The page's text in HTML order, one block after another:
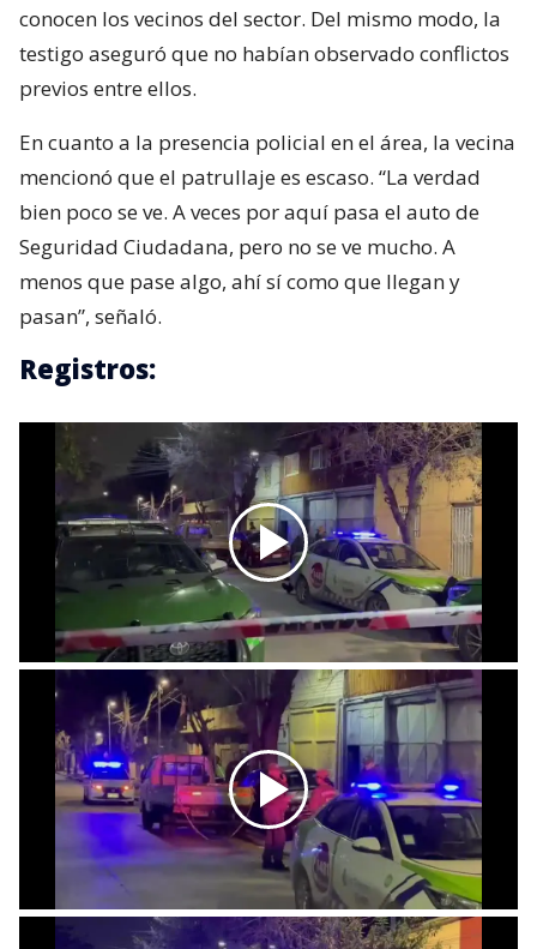
conocen los vecinos del sector. Del mismo modo, la
testigo aseguró que no habían observado conflictos
previos entre ellos.
En cuanto a la presencia policial en el área, la vecina
mencionó que el patrullaje es escaso. “La verdad
bien poco se ve. A veces por aquí pasa el auto de
Seguridad Ciudadana, pero no se ve mucho. A
menos que pase algo, ahí sí como que llegan y
pasan”, señaló.
Registros: